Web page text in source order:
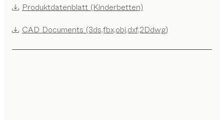
Produktdatenblatt (Kinderbetten)
CAD Documents (3ds,fbx,obj,dxf,2Ddwg)